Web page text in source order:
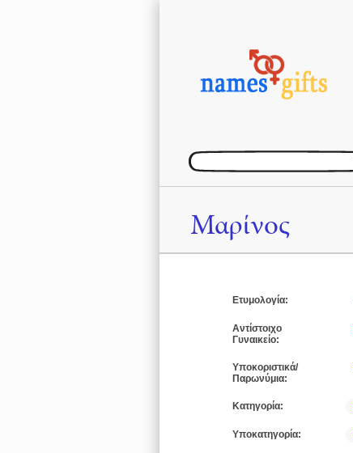
Μαρίνος
Ετυμολογία:
Αντίστοιχο
Γυναικείο:
Υποκοριστικά/
Παρωνύμια:
Κατηγορία:
Υποκατηγορία: